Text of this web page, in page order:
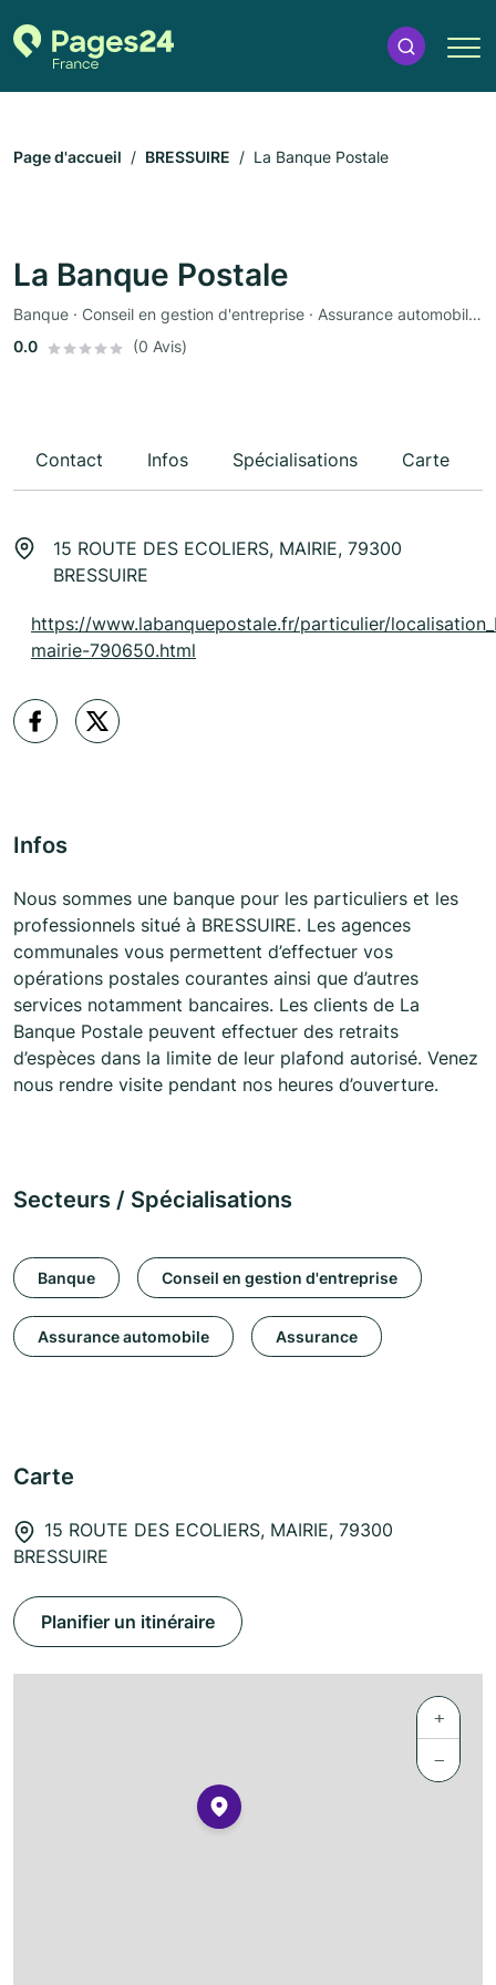
Page d'accueil BRESSUIRE La Banque Postale
La Banque Postale
Banque · Conseil en gestion d'entreprise · Assurance automobile · Assurance
0.0
(0 Avis)
Contact Infos Spécialisations Carte
15 ROUTE DES ECOLIERS, MAIRIE, 79300
BRESSUIRE
https://www.labanquepostale.fr/particulier/
mairie-790650.html
Infos
Nous sommes une banque pour les particuliers et les
professionnels situé à BRESSUIRE. Les agences
communales vous permettent d’effectuer vos
opérations postales courantes ainsi que d’autres
services notamment bancaires. Les clients de La
Banque Postale peuvent effectuer des retraits
d’espèces dans la limite de leur plafond autorisé. Venez
nous rendre visite pendant nos heures d’ouverture.
Secteurs / Spécialisations
Banque Conseil en gestion d'entreprise
Assurance automobile Assurance
Carte
15 ROUTE DES ECOLIERS, MAIRIE, 79300
BRESSUIRE
Planifier un itinéraire
+
−